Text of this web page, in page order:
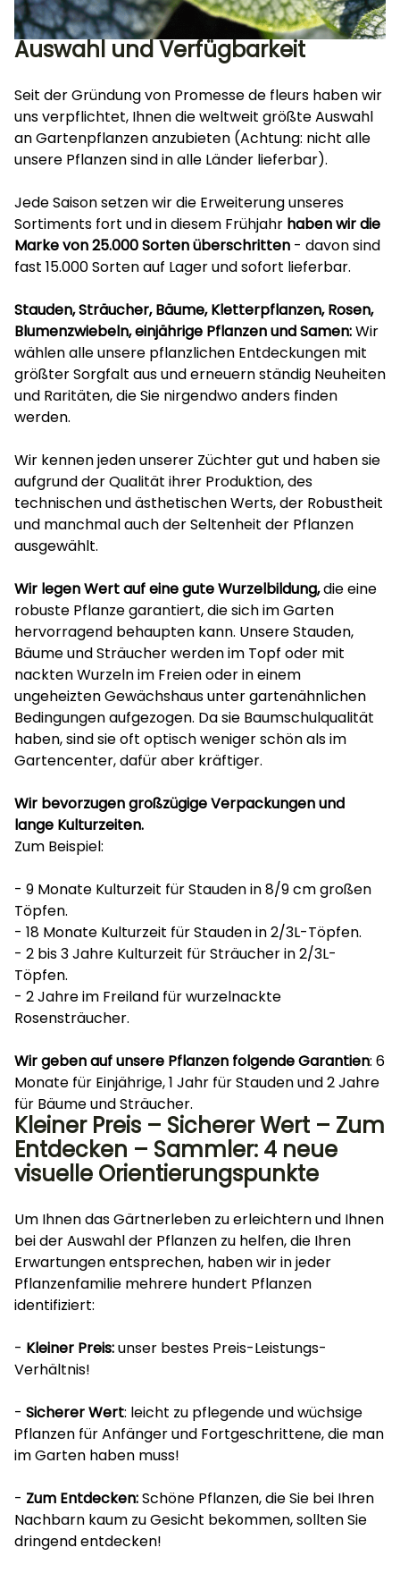
Auswahl und Verfügbarkeit
Seit der Gründung von Promesse de fleurs haben wir
uns verpflichtet, Ihnen die weltweit größte Auswahl
an Gartenpflanzen anzubieten (Achtung: nicht alle
unsere Pflanzen sind in alle Länder lieferbar).
Jede Saison setzen wir die Erweiterung unseres
Sortiments fort und in diesem Frühjahr haben wir die
Marke von 25.000 Sorten überschritten - davon sind
fast 15.000 Sorten auf Lager und sofort lieferbar.
Stauden, Sträucher, Bäume, Kletterpflanzen, Rosen,
Blumenzwiebeln, einjährige Pflanzen und Samen:Wir
wählen alle unsere pflanzlichen Entdeckungen mit
größter Sorgfalt aus und erneuern ständig Neuheiten
und Raritäten, die Sie nirgendwo anders finden
werden.
Wir kennen jeden unserer Züchter gut und haben sie
aufgrund der Qualität ihrer Produktion, des
technischen und ästhetischen Werts, der Robustheit
und manchmal auch der Seltenheit der Pflanzen
ausgewählt.
Wir legen Wert auf eine gute Wurzelbildung,die eine
robuste Pflanze garantiert, die sich im Garten
hervorragend behaupten kann. Unsere Stauden,
Bäume und Sträucher werden im Topf oder mit
nackten Wurzeln im Freien oder in einem
ungeheizten Gewächshaus unter gartenähnlichen
Bedingungen aufgezogen. Da sie Baumschulqualität
haben, sind sie oft optisch weniger schön als im
Gartencenter, dafür aber kräftiger.
Wir bevorzugen großzügige Verpackungen und
lange Kulturzeiten.
Zum Beispiel:
- 9 Monate Kulturzeit für Stauden in 8/9 cm großen
Töpfen.
- 18 Monate Kulturzeit für Stauden in 2/3L-Töpfen.
- 2 bis 3 Jahre Kulturzeit für Sträucher in 2/3L-
Töpfen.
- 2 Jahre im Freiland für wurzelnackte
Rosensträucher.
Wir geben auf unsere Pflanzen folgende Garantien: 6
Monate für Einjährige, 1 Jahr für Stauden und 2 Jahre
für Bäume und Sträucher.
Kleiner Preis – Sicherer Wert – Zum
Entdecken – Sammler: 4 neue
visuelle Orientierungspunkte
Um Ihnen das Gärtnerleben zu erleichtern und Ihnen
bei der Auswahl der Pflanzen zu helfen, die Ihren
Erwartungen entsprechen, haben wir in jeder
Pflanzenfamilie mehrere hundert Pflanzen
identifiziert:
- Kleiner Preis:unser bestes Preis-Leistungs-
Verhältnis!
- Sicherer Wert: leicht zu pflegende und wüchsige
Pflanzen für Anfänger und Fortgeschrittene, die man
im Garten haben muss!
- Zum Entdecken:Schöne Pflanzen, die Sie bei Ihren
Nachbarn kaum zu Gesicht bekommen, sollten Sie
dringend entdecken!